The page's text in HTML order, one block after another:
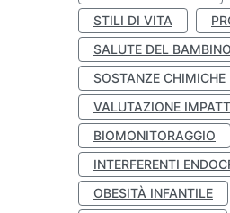
STILI DI VITA
SALUTE DEL BAMBINO
SOSTANZE CHIMICHE
VALUTAZIONE
BIOMONITORAGGIO
INTERFERENTI
OBESITÀ INFANTILE